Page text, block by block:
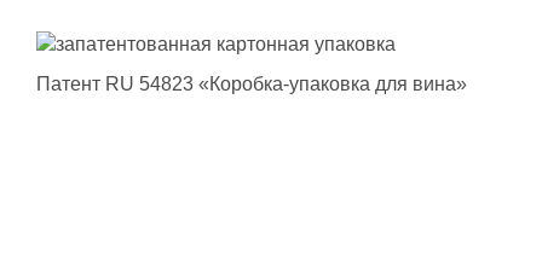
Патент RU 54823 «Коробка-упаковка для вина»